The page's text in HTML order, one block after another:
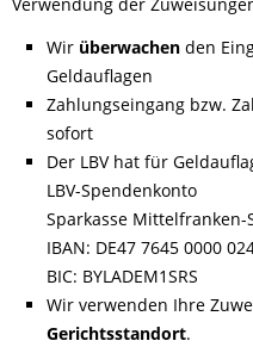
Verwendung der
Wir überwachenden
Geldauflagen
Zahlungseingang bzw.
sofort
Der LBV hat für
LBV-Spendenkonto
Sparkasse Mittelfranken-
IBAN: DE47 7645 0000
BIC: BYLADEM1SRS
Wir verwenden Ihre
Gerichtsstandort.